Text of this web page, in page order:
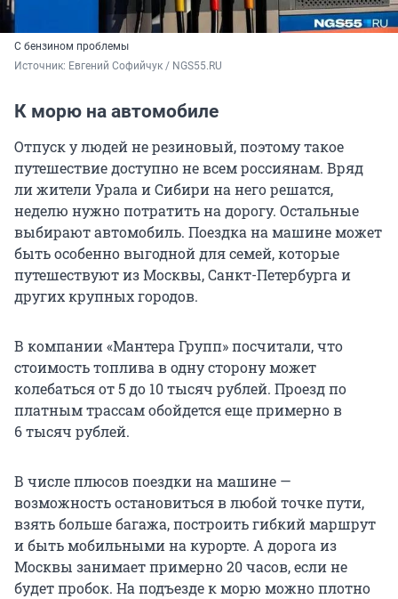
С бензином проблемы
Источник: Евгений Софийчук / NGS55.RU
К морю на автомобиле
Отпуск у людей не резиновый, поэтому такое
путешествие доступно не всем россиянам. Вряд
ли жители Урала и Сибири на него решатся,
неделю нужно потратить на дорогу. Остальные
выбирают автомобиль. Поездка на машине может
быть особенно выгодной для семей, которые
путешествуют из Москвы, Санкт-Петербурга и
других крупных городов.
В компании «Мантера Групп» посчитали, что
стоимость топлива в одну сторону может
колебаться от 5 до 10 тысяч рублей. Проезд по
платным трассам обойдется еще примерно в
6 тысяч рублей.
В числе плюсов поездки на машине —
возможность остановиться в любой точке пути,
взять больше багажа, построить гибкий маршрут
и быть мобильными на курорте. А дорога из
Москвы занимает примерно 20 часов, если не
будет пробок. На подъезде к морю можно плотно